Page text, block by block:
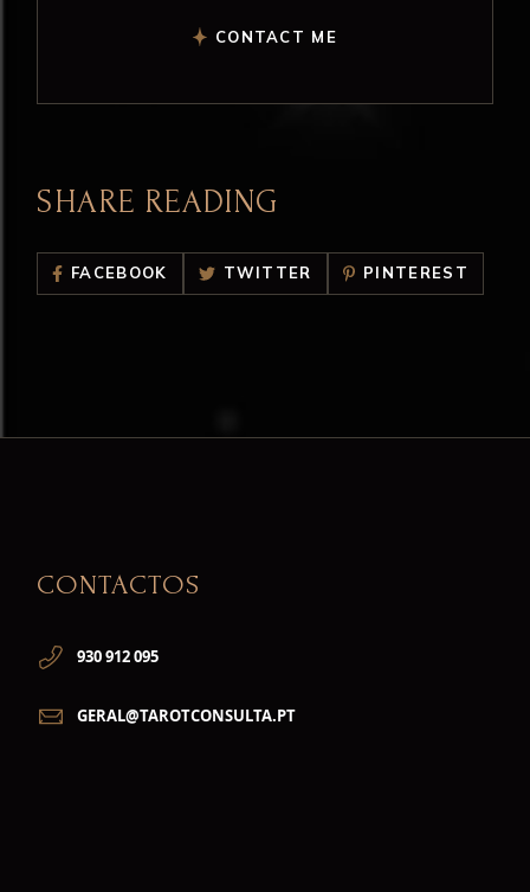
CONTACT ME
SHARE READING
FACEBOOK TWITTER PINTEREST
CONTACTOS
930 912 095
GERAL@TAROTCONSULTA.PT